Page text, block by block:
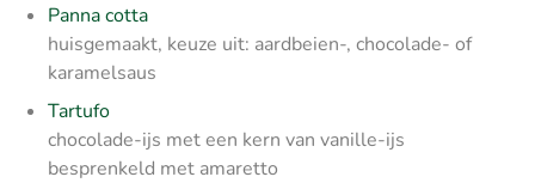
Panna cotta
huisgemaakt, keuze uit: aardbeien-, chocolade- of
karamelsaus
Tartufo
chocolade-ijs met een kern van vanille-ijs
besprenkeld met amaretto